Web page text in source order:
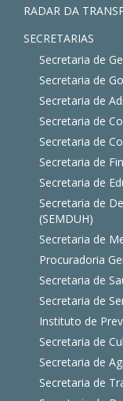
RADAR DA
SECRETARIAS
Secretaria de
Secretaria de
Secretaria de
Secretaria de
Secretaria de
Secretaria de
Secretaria de
Secretaria de
(SEMDUH)
Secretaria de
Procuradoria
Secretaria de
Secretaria de
Instituto de
Secretaria de
Secretaria de
Secretaria de